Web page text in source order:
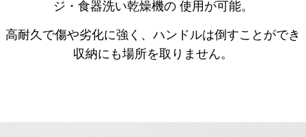
ジ・食器洗い乾燥機の 使用が可能。
高耐久で傷や劣化に強く、ハンドルは倒すことができ
収納にも場所を取りません。